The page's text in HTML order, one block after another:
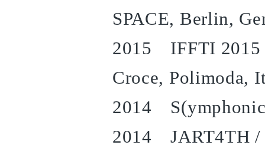
SPACE, Berlin,
2015 IFFTI 2015
Croce, Polimoda,
2014
2014 JART4TH /